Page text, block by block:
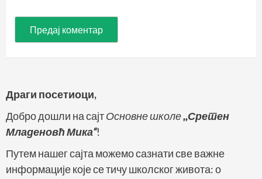
Драги посетиоци,
Добро дошли на сајтОсновне школе,,Сретен
Младеновћ Мика“!
Путем нашег сајта можемо сазнати све важне
информације које се тичу школског живота: о